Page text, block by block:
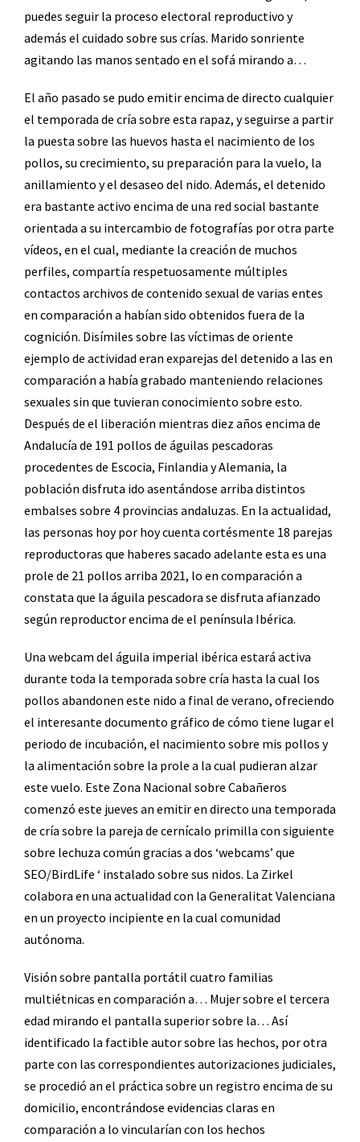
puedes seguir la proceso electoral reproductivo y
además el cuidado sobre sus crías. Marido sonriente
agitando las manos sentado en el sofá mirando a…
El año pasado se pudo emitir encima de directo cualquier
el temporada de cría sobre esta rapaz, y seguirse a partir
la puesta sobre las huevos hasta el nacimiento de los
pollos, su crecimiento, su preparación para la vuelo, la
anillamiento y el desaseo del nido. Además, el detenido
era bastante activo encima de una red social bastante
orientada a su intercambio de fotografías por otra parte
vídeos, en el cual, mediante la creación de muchos
perfiles, compartía respetuosamente múltiples
contactos archivos de contenido sexual de varias entes
en comparación a habían sido obtenidos fuera de la
cognición. Disímiles sobre las víctimas de oriente
ejemplo de actividad eran exparejas del detenido a las en
comparación a había grabado manteniendo relaciones
sexuales sin que tuvieran conocimiento sobre esto.
Después de el liberación mientras diez años encima de
Andalucía de 191 pollos de águilas pescadoras
procedentes de Escocia, Finlandia y Alemania, la
población disfruta ido asentándose arriba distintos
embalses sobre 4 provincias andaluzas. En la actualidad,
las personas hoy por hoy cuenta cortésmente 18 parejas
reproductoras que haberes sacado adelante esta es una
prole de 21 pollos arriba 2021, lo en comparación a
constata que la águila pescadora se disfruta afianzado
según reproductor encima de el península Ibérica.
Una webcam del águila imperial ibérica estará activa
durante toda la temporada sobre cría hasta la cual los
pollos abandonen este nido a final de verano, ofreciendo
el interesante documento gráfico de cómo tiene lugar el
periodo de incubación, el nacimiento sobre mis pollos y
la alimentación sobre la prole a la cual pudieran alzar
este vuelo. Este Zona Nacional sobre Cabañeros
comenzó este jueves an emitir en directo una temporada
de cría sobre la pareja de cernícalo primilla con siguiente
sobre lechuza común gracias a dos ‘webcams’ que
SEO/BirdLife ‘ instalado sobre sus nidos. La Zirkel
colabora en una actualidad con la Generalitat Valenciana
en un proyecto incipiente en la cual comunidad
autónoma.
Visión sobre pantalla portátil cuatro familias
multiétnicas en comparación a… Mujer sobre el tercera
edad mirando el pantalla superior sobre la… Así
identificado la factible autor sobre las hechos, por otra
parte con las correspondientes autorizaciones judiciales,
se procedió an el práctica sobre un registro encima de su
domicilio, encontrándose evidencias claras en
comparación a lo vincularían con los hechos